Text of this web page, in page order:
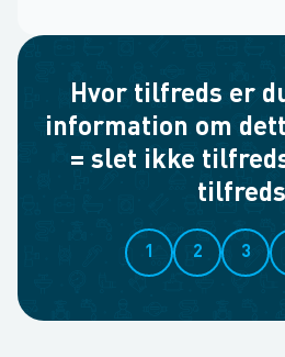
Hvor tilfreds er
information om
= slet ikke
1 2 3